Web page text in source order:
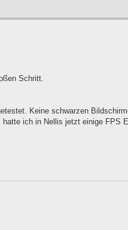
Schritt.
Keine schwarzen
ich in Nellis jetzt einige FPS